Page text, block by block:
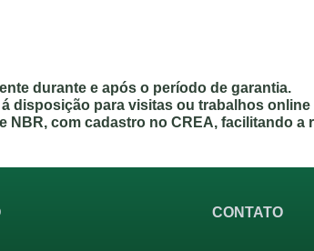
durante e após o período de garantia.
disposição para visitas ou trabalhos
com cadastro no CREA, facilitando a
CONTATO